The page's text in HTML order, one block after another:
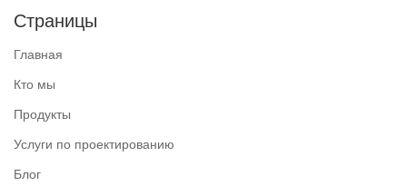
Страницы
Главная
Кто мы
Продукты
Услуги по проектированию
Блог